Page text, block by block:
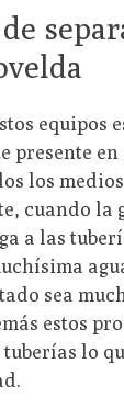
equipos
presente
los
cuando la
a las
sea
estos
lo